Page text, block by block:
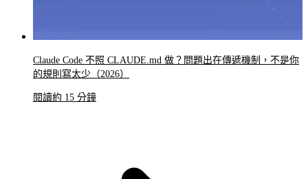
Claude Code 不照 CLAUDE.md 做？問題出在傳遞機制，不是你
的規則寫太少（2026）
閱讀約 15 分鐘